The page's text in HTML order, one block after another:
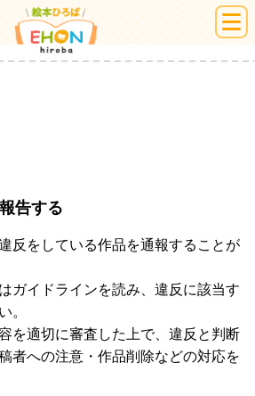
絵本ひろば
告する
反をしている作品を通報することが
ガイドラインを読み、違反に該当す
。
を適切に審査した上で、違反と判断
者への注意・作品削除などの対応を